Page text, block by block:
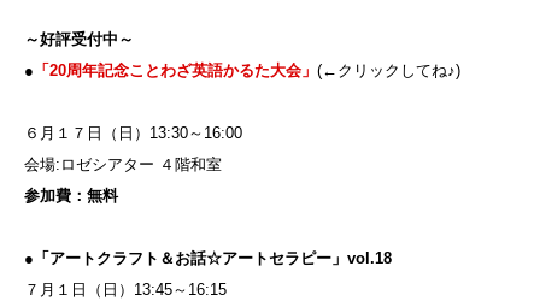
～好評受付中～
● 「20周年記念ことわざ英語かるた大会」 (←クリックしてね♪)
６月１７日（日）13:30～16:00
会場:ロゼシアター ４階和室
参加費：無料
●「アートクラフト＆お話☆アートセラピー」vol.18
７月１日（日）13:45～16:15